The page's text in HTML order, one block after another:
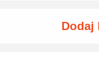
Dodaj